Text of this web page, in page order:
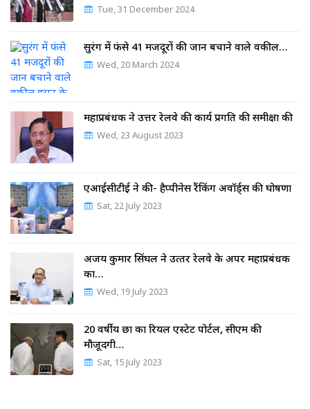
Tue, 31 December 2024
सुरंग में फंसे 41 मजदूरों की जान बचाने वाले वकील…
Wed, 20 March 2024
महाप्रबंधक ने उत्तर रेलवे की कार्य प्रगति की समीक्षा की
Wed, 23 August 2023
एआईसीटीई ने की- हैप्पीनेस रैंकिंग अवॉर्ड्स की घोषणा
Sat, 22 July 2023
अजय कुमार सिंघल ने उत्‍तर रेलवे के अपर महाप्रबंधक
का…
Wed, 19 July 2023
20 वर्षीय छात्र का रियल एस्टेट पोर्टल, सीएम की
मौजूदगी…
Sat, 15 July 2023